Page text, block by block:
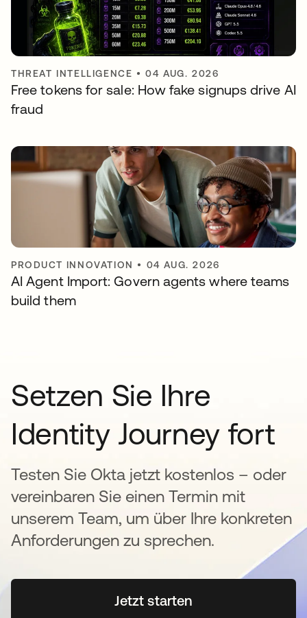
THREAT INTELLIGENCE •04 AUG. 2026
Free tokens for sale: How fake signups drive AI
fraud
PRODUCT INNOVATION • 04 AUG. 2026
AI Agent Import: Govern agents where teams
build them
Setzen Sie Ihre
Identity Journey fort
Testen Sie Okta jetzt kostenlos – oder
vereinbaren Sie einen Termin mit
unserem Team, um über Ihre konkreten
Anforderungen zu sprechen.
Jetzt startenwird in einer neuen